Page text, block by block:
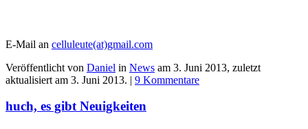
E-Mail an celluleute(at)gmail.com
Veröffentlicht von Daniel in News am 3. Juni 2013, zuletzt
aktualisiert am 3. Juni 2013. | 9 Kommentare
huch, es gibt Neuigkeiten